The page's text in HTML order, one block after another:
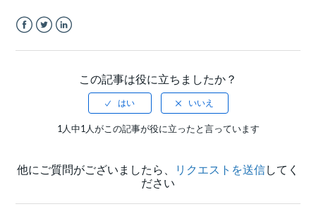
この記事は役に立ちましたか？
1人中1人がこの記事が役に立ったと言っています
他にご質問がございましたら、 リクエストを送信してく
ださい